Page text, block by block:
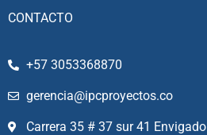
CONTACTO
+57 3053368870
gerencia@ipcproyectos.co
Carrera 35 # 37 sur 41 Envigado